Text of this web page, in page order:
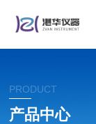
PRODUCT
产品中心